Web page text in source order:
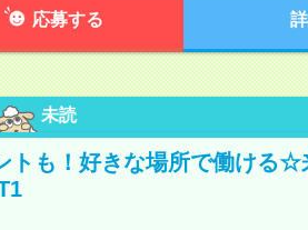
応募する
未読
トも！好きな場所で働ける☆